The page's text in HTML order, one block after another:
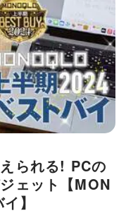
られる! PCの
ェット【MON
】